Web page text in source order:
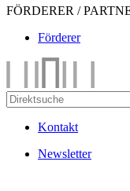
FÖRDERER /
Förderer
Kontakt
Newsletter